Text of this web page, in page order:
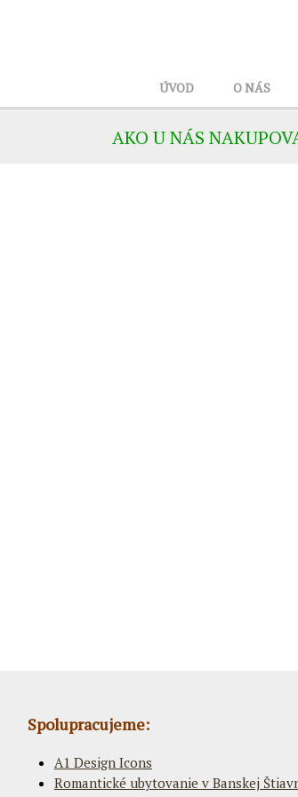
ÚVOD O NÁS
AKO U NÁS
Spolupracujeme:
A1 Design Icons
Romantické ubytovanie v Banskej